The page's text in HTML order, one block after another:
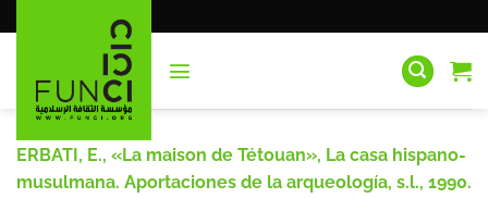
al
ERBATI, E., «La maison de Tétouan», La casa hispano-
musulmana. Aportaciones de la arqueología, s.l., 1990.